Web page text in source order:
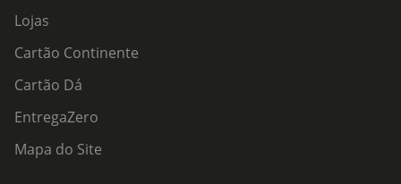
Lojas
Cartão Continente
Cartão Dá
EntregaZero
Mapa do Site